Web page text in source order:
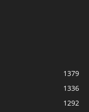
1379
1336
1292